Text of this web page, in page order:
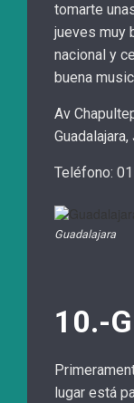
tomarte
jueves muy
nacional y
buena
Av
Guadalajara,
Teléfono:
Guadalajara
10.-
lugar está